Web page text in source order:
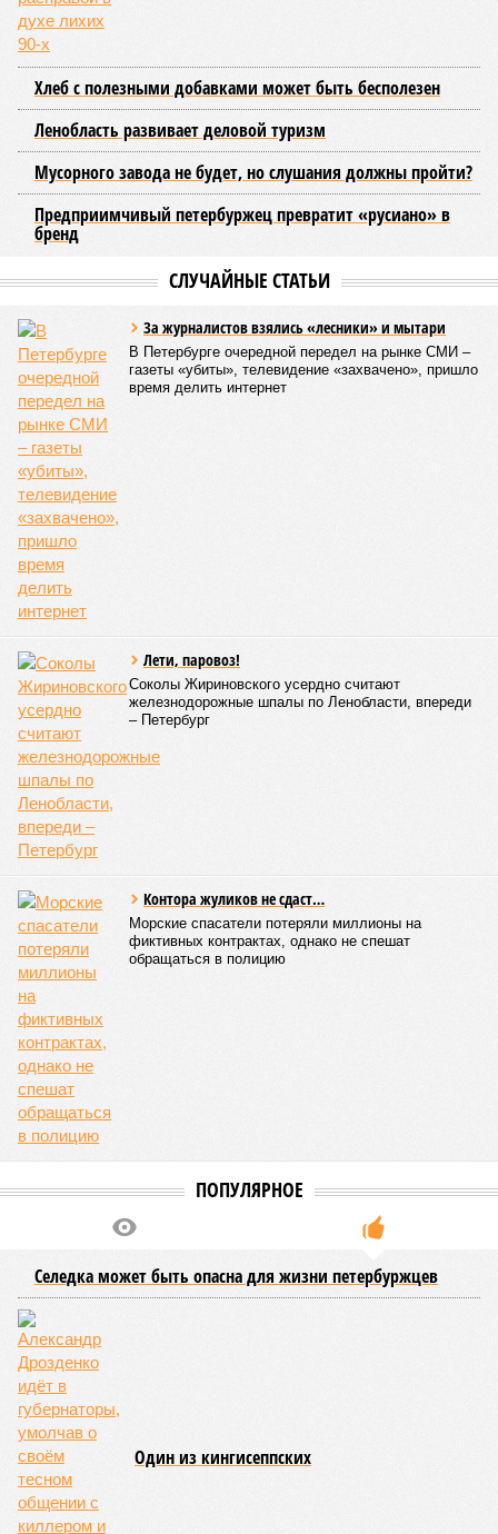
Хлеб с полезными добавками может быть бесполезен
Ленобласть развивает деловой туризм
Мусорного завода не будет, но слушания должны пройти?
Предприимчивый петербуржец превратит «русиано» в
бренд
СЛУЧАЙНЫЕ СТАТЬИ
За журналистов взялись «лесники» и мытари
В Петербурге очередной передел на рынке СМИ –
газеты «убиты», телевидение «захвачено», пришло
время делить интернет
Лети, паровоз!
Соколы Жириновского усердно считают
железнодорожные шпалы по Ленобласти, впереди
– Петербург
Контора жуликов не сдаст…
Морские спасатели потеряли миллионы на
фиктивных контрактах, однако не спешат
обращаться в полицию
ПОПУЛЯРНОЕ
Селедка может быть опасна для жизни петербуржцев
Один из кингисеппских